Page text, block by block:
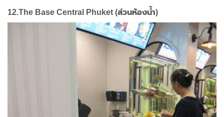
12.The Base Central Phuket (ส่วนห้องน้ำ)